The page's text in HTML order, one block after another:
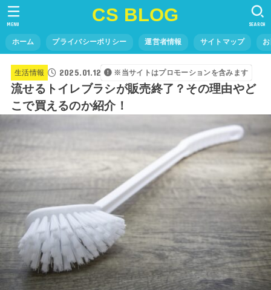
CS BLOG
ホーム プライバシーポリシー 運営者情報 サイトマップ
SEARCH
MENU
生活情報 2025.01.12 ※当サイトはプロモーションを含みます
流せるトイレブラシが販売終了？その理由やど
こで買えるのか紹介！